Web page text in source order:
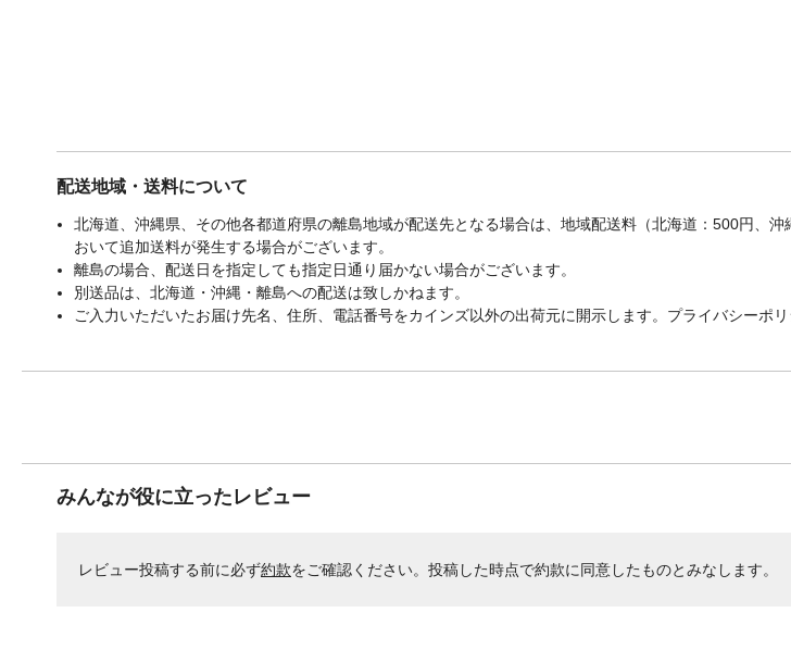
配送地域・送料について
北海道、沖縄県、その他各都道府県の離島地域が配送先となる場合は、地域配送料（北海道：500円、
おいて追加送料が発生する場合がございます。
離島の場合、配送日を指定しても指定日通り届かない場合がございます。
別送品は、北海道・沖縄・離島への配送は致しかねます。
ご入力いただいたお届け先名、住所、電話番号をカインズ以外の出荷元に開示します。プライバシーポ
みんなが役に立ったレビュー
レビュー投稿する前に必ず約款をご確認ください。投稿した時点で約款に同意したものとみなします。